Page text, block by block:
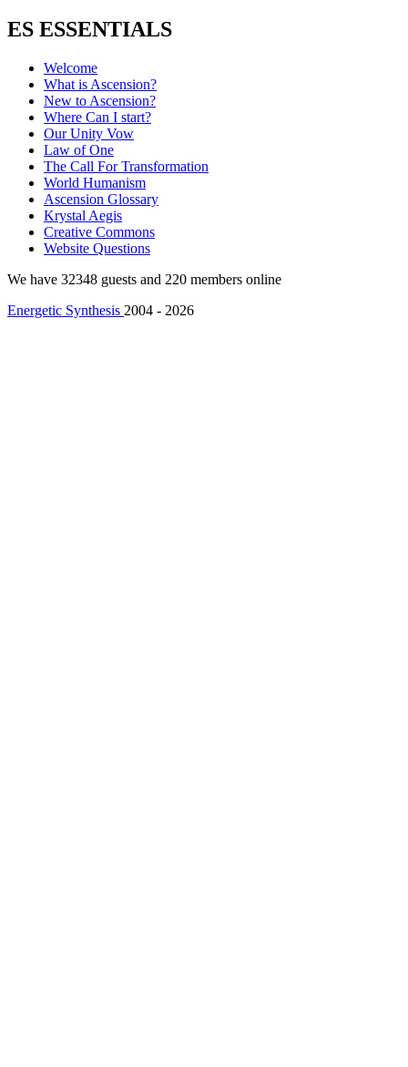
ES ESSENTIALS
Welcome
What is Ascension?
New to Ascension?
Where Can I start?
Our Unity Vow
Law of One
The Call For Transformation
World Humanism
Ascension Glossary
Krystal Aegis
Creative Commons
Website Questions
We have 32348 guests and 220 members online
Energetic Synthesis 2004 - 2026